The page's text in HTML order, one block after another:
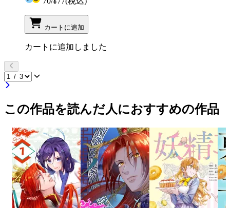
カートに追加
カートに追加しました
この作品を読んだ人におすすめの作品